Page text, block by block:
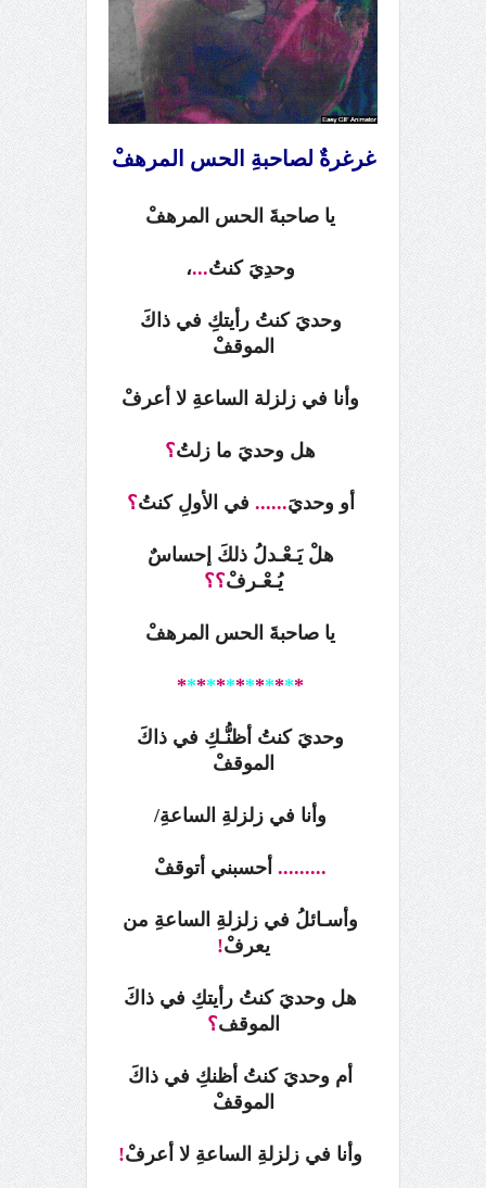
غرغرةٌ لصاحبةِ الحس المرهفْ
يا صاحبةَ الحس المرهفْ
وحدِيَ كنتُ...،
وحديَ كنتُ رأيتكِ في ذاكَ
الموقفْ
وأنا في زلزلة الساعةِ لا أعرفْ
هل وحديَ ما زلتُ؟
أو وحديَ...... في الأولِ كنتُ؟
هلْ يَـعْـدلُ ذلكَ إحساسٌ
يُـعْـرفْ؟؟
يا صاحبةَ الحس المرهفْ
*
*
*
*
*
*
*
*
*
*
*
*
*
وحديَ كنتُ أظنُّـكِ في ذاكَ
الموقفْ
وأنا في زلزلةِ الساعةِ/
......... أحسبني أتوقفْ
وأسـائلُ في زلزلةِ الساعةِ من
يعرفْ!
هل وحديَ كنتُ رأيتكِ في ذاكَ
الموقف؟
أم وحديَ كنتُ أظنكِ في ذاكَ
الموقفْ
وأنا في زلزلةِ الساعةِ لا أعرفْ!